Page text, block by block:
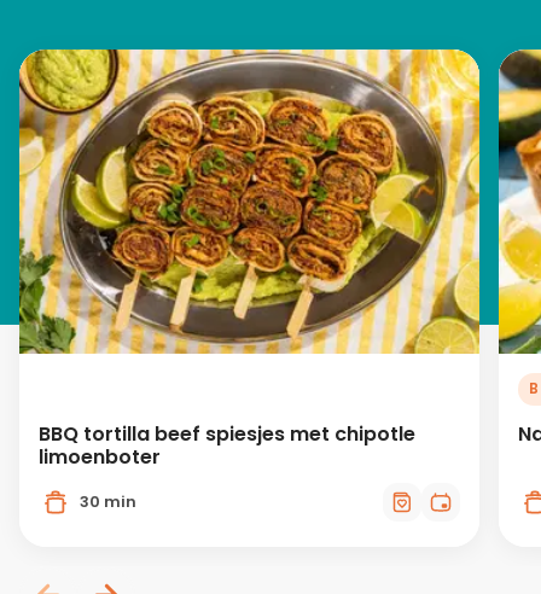
BBQ tortilla beef spiesjes met chipotle
limoenboter
30 min